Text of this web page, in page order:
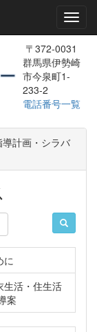
〒372-0031
群馬県伊勢崎
市今泉町1-
233-2
電話番号一覧
計画・シラバ
に
活・住生活
案